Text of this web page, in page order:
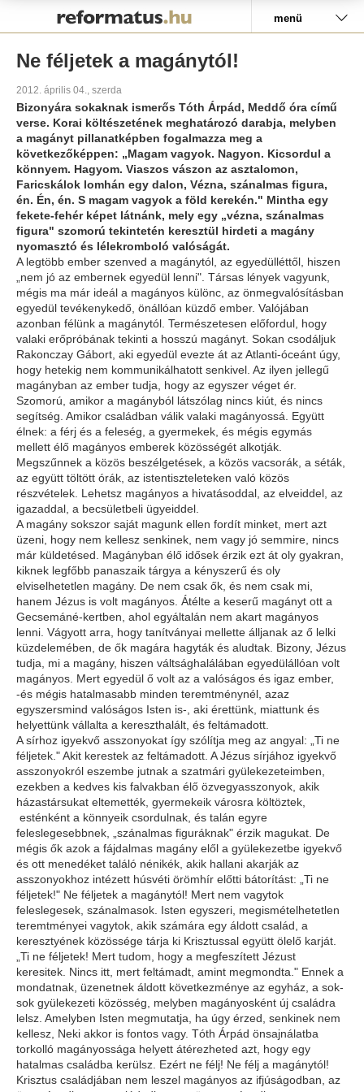
menü
Ne féljetek a magánytól!
2012. április 04., szerda
Bizonyára sokaknak ismerős Tóth Árpád, Meddő óra című
verse. Korai költészetének meghatározó darabja, melyben
a magányt pillanatképben fogalmazza meg a
következőképpen: „Magam vagyok. Nagyon. Kicsordul a
könnyem. Hagyom. Viaszos vászon az asztalomon,
Faricskálok lomhán egy dalon, Vézna, szánalmas figura,
én. Én, én. S magam vagyok a föld kerekén." Mintha egy
fekete-fehér képet látnánk, mely egy „vézna, szánalmas
figura" szomorú tekintetén keresztül hirdeti a magány
nyomasztó és lélekromboló valóságát.
A legtöbb ember szenved a magánytól, az egyedülléttől, hiszen
„nem jó az embernek egyedül lenni". Társas lények vagyunk,
mégis ma már ideál a magányos különc, az önmegvalósításban
egyedül tevékenykedő, önállóan küzdő ember. Valójában
azonban félünk a magánytól. Természetesen előfordul, hogy
valaki erőpróbának tekinti a hosszú magányt. Sokan csodáljuk
Rakonczay Gábort, aki egyedül evezte át az Atlanti-óceánt úgy,
hogy hetekig nem kommunikálhatott senkivel. Az ilyen jellegű
magányban az ember tudja, hogy az egyszer véget ér.
Szomorú, amikor a magányból látszólag nincs kiút, és nincs
segítség. Amikor családban válik valaki magányossá. Együtt
élnek: a férj és a feleség, a gyermekek, és mégis egymás
mellett élő magányos emberek közösségét alkotják.
Megszűnnek a közös beszélgetések, a közös vacsorák, a séták,
az együtt töltött órák, az istentiszteleteken való közös
részvételek. Lehetsz magányos a hivatásoddal, az elveiddel, az
igazaddal, a becsületbeli ügyeiddel.
A magány sokszor saját magunk ellen fordít minket, mert azt
üzeni, hogy nem kellesz senkinek, nem vagy jó semmire, nincs
már küldetésed. Magányban élő idősek érzik ezt át oly gyakran,
kiknek legfőbb panaszaik tárgya a kényszerű és oly
elviselhetetlen magány. De nem csak ők, és nem csak mi,
hanem Jézus is volt magányos. Átélte a keserű magányt ott a
Gecsemáné-kertben, ahol egyáltalán nem akart magányos
lenni. Vágyott arra, hogy tanítványai mellette álljanak az ő lelki
küzdelemében, de ők magára hagyták és aludtak. Bizony, Jézus
tudja, mi a magány, hiszen váltsághalálában egyedülállóan volt
magányos. Mert egyedül ő volt az a valóságos és igaz ember,
-és mégis hatalmasabb minden teremtménynél, azaz
egyszersmind valóságos Isten is-, aki érettünk, miattunk és
helyettünk vállalta a kereszthalált, és feltámadott.
A sírhoz igyekvő asszonyokat így szólítja meg az angyal: „Ti ne
féljetek." Akit kerestek az feltámadott. A Jézus sírjához igyekvő
asszonyokról eszembe jutnak a szatmári gyülekezeteimben,
ezekben a kedves kis falvakban élő özvegyasszonyok, akik
házastársukat eltemették, gyermekeik városra költöztek,
esténként a könnyeik csordulnak, és talán egyre
feleslegesebbnek, „szánalmas figuráknak" érzik magukat. De
mégis ők azok a fájdalmas magány elől a gyülekezetbe igyekvő
és ott menedéket találó nénikék, akik hallani akarják az
asszonyokhoz intézett húsvéti örömhír előtti bátorítást: „Ti ne
féljetek!" Ne féljetek a magánytól! Mert nem vagytok
feleslegesek, szánalmasok. Isten egyszeri, megismételhetetlen
teremtményei vagytok, akik számára egy áldott család, a
keresztyének közössége tárja ki Krisztussal együtt ölelő karját.
„Ti ne féljetek! Mert tudom, hogy a megfeszített Jézust
keresitek. Nincs itt, mert feltámadt, amint megmondta." Ennek a
mondatnak, üzenetnek áldott következménye az egyház, a sok-
sok gyülekezeti közösség, melyben magányosként új családra
lelsz. Amelyben Isten megmutatja, ha úgy érzed, senkinek nem
kellesz, Neki akkor is fontos vagy. Tóth Árpád önsajnálatba
torkolló magányossága helyett átérezheted azt, hogy egy
hatalmas családba kerülsz. Ezért ne félj! Ne félj a magánytól!
Krisztus családjában nem leszel magányos az ifjúságodban, az